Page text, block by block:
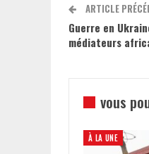
ARTICLE
Guerre en
médiateurs
vous
À LA UNE